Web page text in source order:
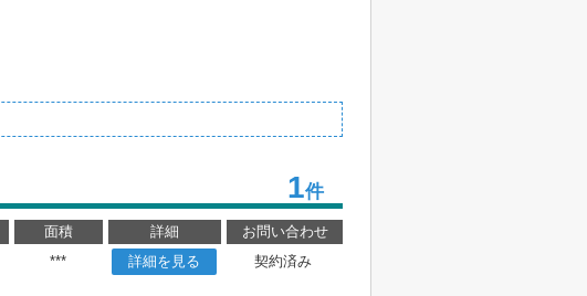
1件
面積 詳細
お問い合わせ
*** 詳細を見る
契約済み